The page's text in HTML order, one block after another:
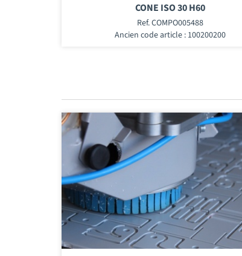
CONE ISO 30 H60
Ref. COMPO005488
Ancien code article : 100200200